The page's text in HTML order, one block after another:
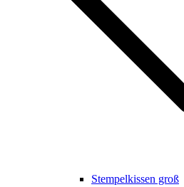
Stempelkissen groß